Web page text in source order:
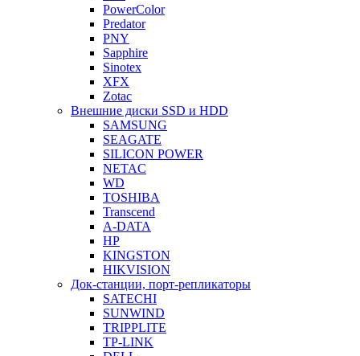
PowerColor
Predator
PNY
Sapphire
Sinotex
XFX
Zotac
Внешние диски SSD и HDD
SAMSUNG
SEAGATE
SILICON POWER
NETAC
WD
TOSHIBA
Transcend
A-DATA
HP
KINGSTON
HIKVISION
Док-станции, порт-репликаторы
SATECHI
SUNWIND
TRIPPLITE
TP-LINK